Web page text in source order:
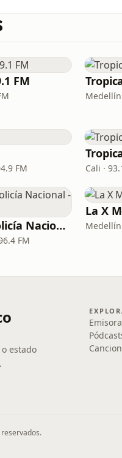
FM
Medellín
FM Cali ·
Radio Policía Nacional - Medellín
FM
La X
Medellín
estado